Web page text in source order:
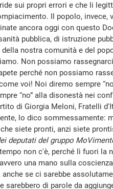
sui propri errori e che li
Il popolo, invece,
ancora oggi con questo
pubblica, di istruzione
nostra comunità e del
Non possiamo
perché non possiamo
voi! Noi diremo sempre
“no” alla disonestà nei
di Giorgia Meloni, Fratelli
lo dico sommessamente:
siete pronti, anzi siete
deputati del gruppo
non c'è, perché lì fuori la
una mano sulla
se ci sarebbe
sarebbero di parole da